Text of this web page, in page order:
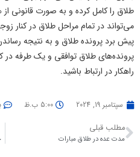
طلاق را کامل کرده و به صورت قانونی
می‌تواند در تمام مراحل طلاق در کنار
پیش برد پرونده طلاق و به نتیجه
پرونده‌های طلاق توافقی و یک طرفه در
راهکار در ارتباط باشید.
سپتامبر 19, 2024 5:00 ب.ظ
مطلب قبلی
مدت عده در طلاق مبارات